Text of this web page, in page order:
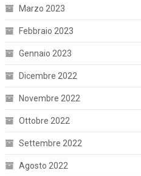
Marzo 2023
Febbraio 2023
Gennaio 2023
Dicembre 2022
Novembre 2022
Ottobre 2022
Settembre 2022
Agosto 2022